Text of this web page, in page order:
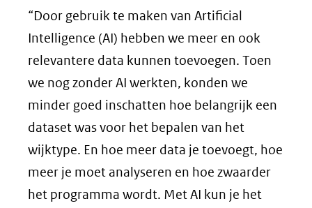
“Door gebruik te maken van Artificial
Intelligence (AI) hebben we meer en ook
relevantere data kunnen toevoegen. Toen
we nog zonder AI werkten, konden we
minder goed inschatten hoe belangrijk een
dataset was voor het bepalen van het
wijktype. En hoe meer data je toevoegt, hoe
meer je moet analyseren en hoe zwaarder
het programma wordt. Met AI kun je het